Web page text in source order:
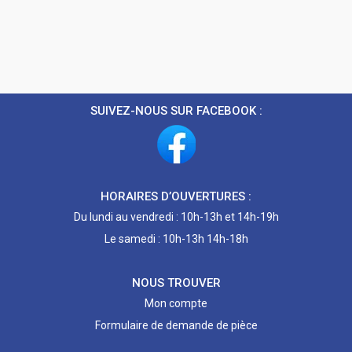
SUIVEZ-NOUS SUR FACEBOOK :
HORAIRES D’OUVERTURES :
Du lundi au vendredi : 10h-13h et 14h-19h
Le samedi : 10h-13h 14h-18h
NOUS TROUVER
Mon compte
Formulaire de demande de pièce